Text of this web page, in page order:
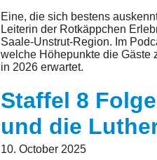
Eine, die sich bestens
Leiterin der Rotkäppchen
Saale-Unstrut-Region. Im
welche Höhepunkte die Gäste
in 2026 erwartet.
Staffel 8
und die
10. October 2025